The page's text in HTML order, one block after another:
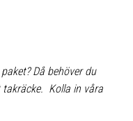
Då behöver du
Kolla in våra